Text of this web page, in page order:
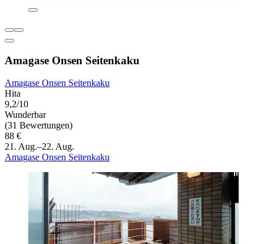
Amagase Onsen Seitenkaku
Amagase Onsen Seitenkaku
Hita
9,2/10
Wunderbar
(31 Bewertungen)
88 €
21. Aug.–22. Aug.
Amagase Onsen Seitenkaku